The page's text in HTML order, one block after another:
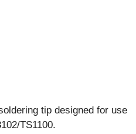
tip designed for use
TS1100.